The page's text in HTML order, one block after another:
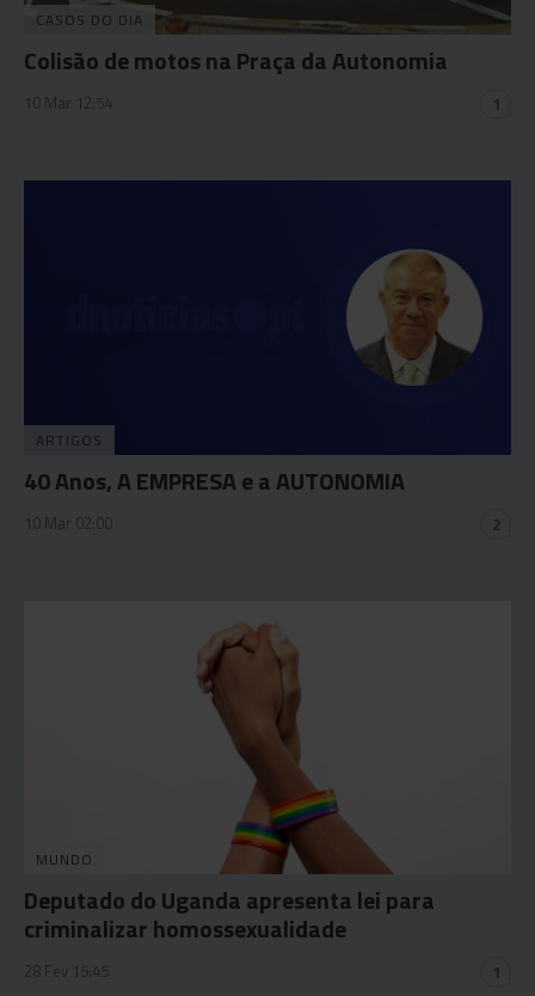
CASOS DO DIA
Colisão de motos na Praça da Autonomia
10 Mar 12:54 1
ARTIGOS
40 Anos, A EMPRESA e a AUTONOMIA
10 Mar 02:00 2
MUNDO
Deputado do Uganda apresenta lei para
criminalizar homossexualidade
28 Fev 15:45 1